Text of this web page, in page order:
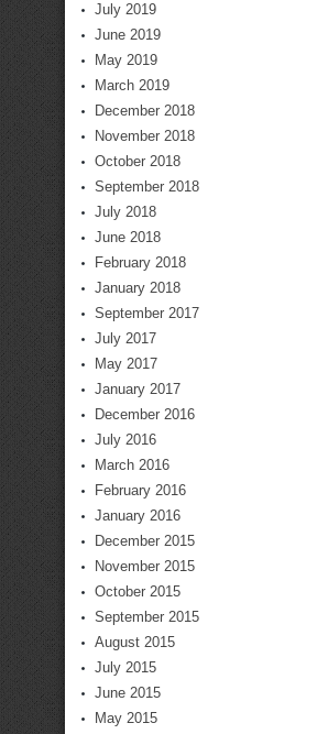
July 2019
June 2019
May 2019
March 2019
December 2018
November 2018
October 2018
September 2018
July 2018
June 2018
February 2018
January 2018
September 2017
July 2017
May 2017
January 2017
December 2016
July 2016
March 2016
February 2016
January 2016
December 2015
November 2015
October 2015
September 2015
August 2015
July 2015
June 2015
May 2015